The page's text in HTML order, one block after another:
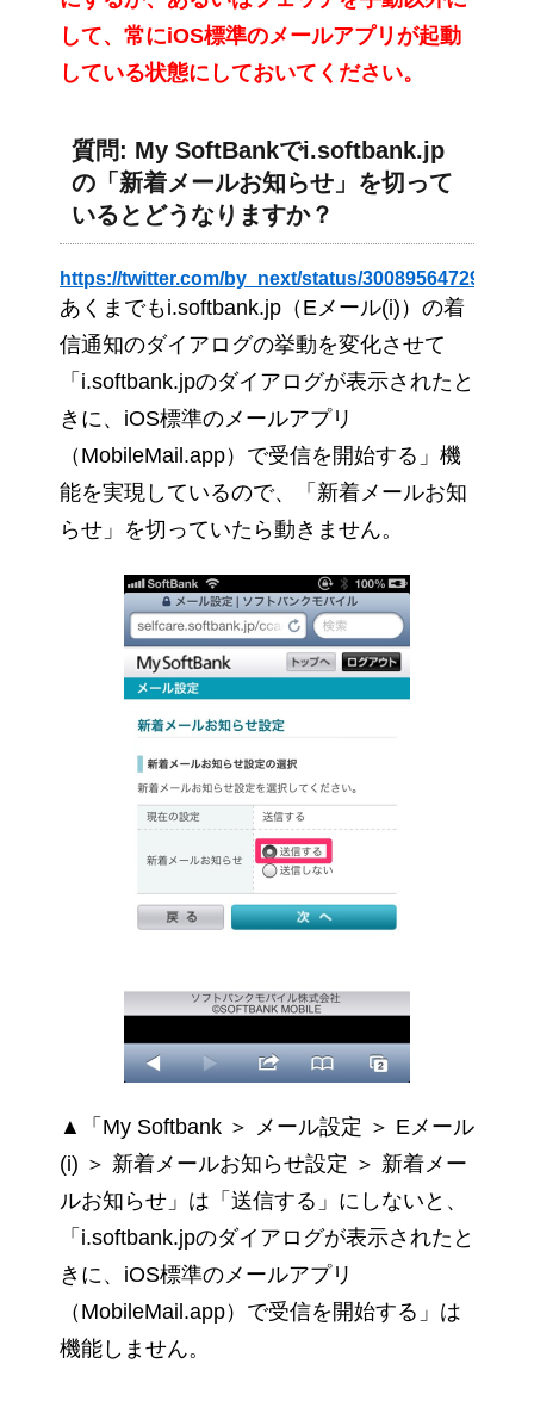
して、常にiOS標準のメールアプリが起動
している状態にしておいてください。
質問: My SoftBankでi.softbank.jp
の「新着メールお知らせ」を切って
いるとどうなりますか？
https://twitter.com/by_next/status/
あくまでもi.softbank.jp（Eメール(i)）の着
信通知のダイアログの挙動を変化させて
「i.softbank.jpのダイアログが表示されたと
きに、iOS標準のメールアプリ
（MobileMail.app）で受信を開始する」機
能を実現しているので、「新着メールお知
らせ」を切っていたら動きません。
▲「My Softbank ＞ メール設定 ＞ Eメール
(i) ＞ 新着メールお知らせ設定 ＞ 新着メー
ルお知らせ」は「送信する」にしないと、
「i.softbank.jpのダイアログが表示されたと
きに、iOS標準のメールアプリ
（MobileMail.app）で受信を開始する」は
機能しません。